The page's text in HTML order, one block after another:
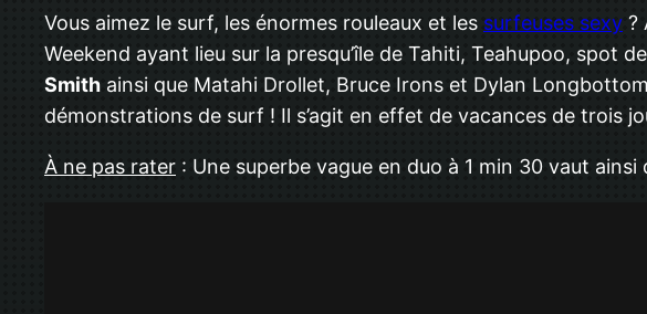
Vous aimez le surf, les énormes rouleaux et les surfeuses sexy ?
Weekend ayant lieu sur la presqu’île de Tahiti, Teahupoo, spot
Smith ainsi que Matahi Drollet, Bruce Irons et Dylan
démonstrations de surf ! Il s’agit en effet de vacances de trois
À ne pas rater : Une superbe vague en duo à 1 min 30 vaut